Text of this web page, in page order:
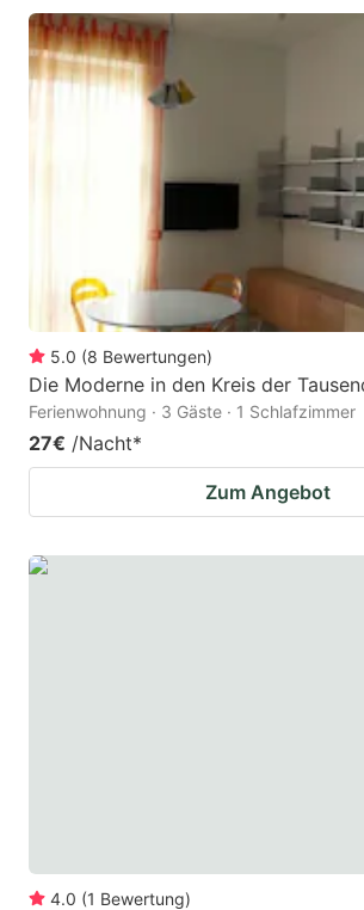
5.0 (8 Bewertungen)
Die Moderne in den Kreis der
Ferienwohnung · 3 Gäste · 1 Schlafzimmer
27€ /Nacht*
Zum Angebot
4.0 (1 Bewertung)